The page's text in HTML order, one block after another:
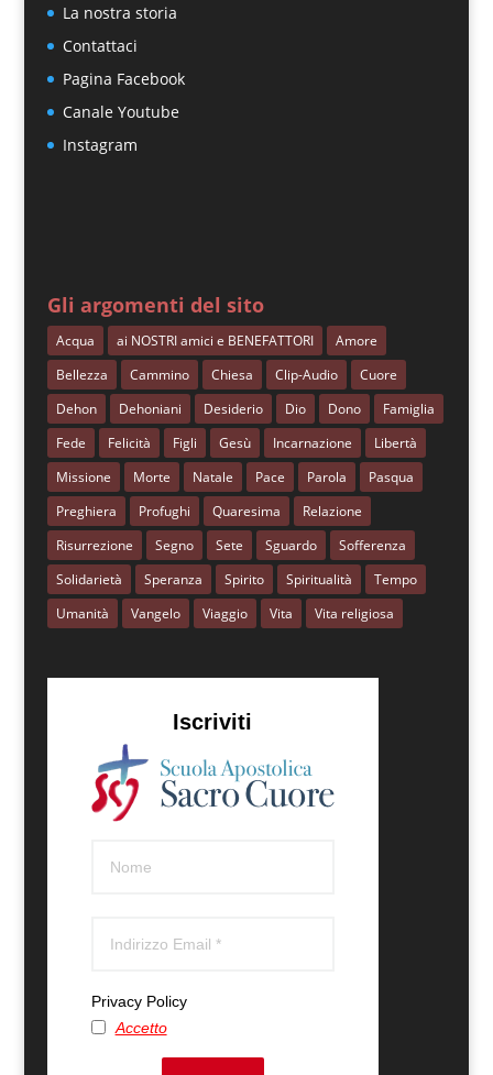
La nostra storia
Contattaci
Pagina Facebook
Canale Youtube
Instagram
Gli argomenti del sito
Acqua ai NOSTRI amici e BENEFATTORI
Amore
Bellezza
Cammino Chiesa Clip-Audio
Cuore
Dehon
Dehoniani Desiderio Dio Dono
Famiglia
Fede
Felicità Figli Gesù Incarnazione
Libertà
Missione
Morte Natale Pace Parola
Pasqua
Preghiera
Profughi Quaresima
Relazione
Risurrezione
Segno Sete Sguardo
Sofferenza
Solidarietà
Speranza Spirito Spiritualità
Tempo
Umanità
Vangelo Viaggio Vita Vita religiosa
Iscriviti
Privacy Policy
Accetto